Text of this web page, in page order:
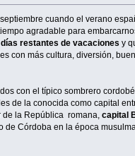
cuando el verano
agradable para
restantes de vacaciones y
con más cultura, diversión,
con el típico sombrero
de la conocida como capital
de la República romana, capital
de Córdoba en la época